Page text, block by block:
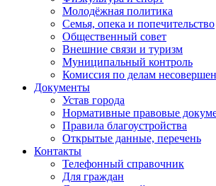
Молодёжная политика
Семья, опека и попечительство
Общественный совет
Внешние связи и туризм
Муниципальный контроль
Комиссия по делам
Документы
Устав города
Нормативные правовые
Правила благоустройства
Открытые данные, перечень
Контакты
Телефонный справочник
Для граждан